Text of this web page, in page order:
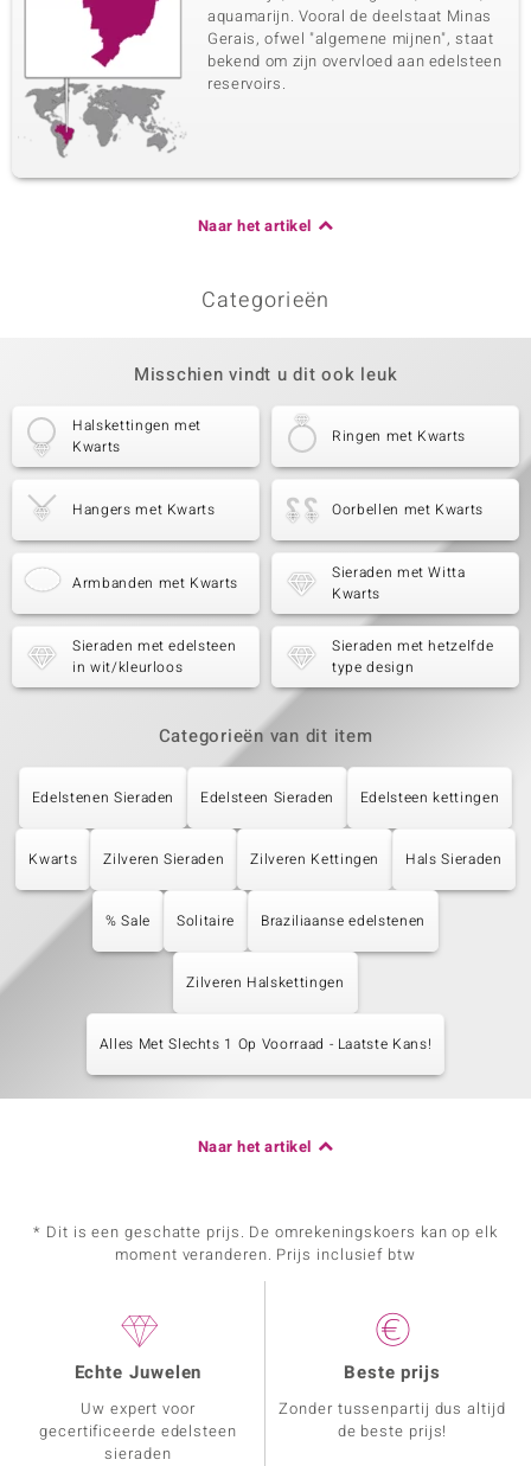
aquamarijn. Vooral de deelstaat Minas
Gerais, ofwel "algemene mijnen", staat
bekend om zijn overvloed aan edelsteen
reservoirs.
Naar het artikel
Categorieën
Misschien vindt u dit ook leuk
Halskettingen met
Kwarts
Ringen met Kwarts
Hangers met Kwarts Oorbellen met Kwarts
Armbanden met Kwarts
Sieraden met Witta
Kwarts
Sieraden met edelsteen
in wit/kleurloos
Sieraden met hetzelfde
type design
Categorieën van dit item
Edelstenen Sieraden Edelsteen Sieraden Edelsteen kettingen
Kwarts Zilveren Sieraden Zilveren Kettingen Hals Sieraden
% Sale Solitaire Braziliaanse edelstenen
Zilveren Halskettingen
Alles Met Slechts 1 Op Voorraad - Laatste Kans!
Naar het artikel
* Dit is een geschatte prijs. De omrekeningskoers kan op elk
moment veranderen. Prijs inclusief btw
Echte Juwelen
Uw expert voor
gecertificeerde edelsteen
sieraden
Beste prijs
Zonder tussenpartij dus altijd
de beste prijs!